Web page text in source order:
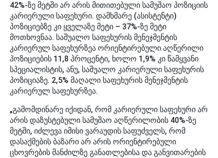
42%-ზე მეტში არ არის მითითებული სამუშაო პოზიციის
კარიერული საფეხური. დამხმარე (ასისტენტი)
პოზიციებზე კი ყველაზე მეტი – 37%-ზე მეტი
მოთხოვნაა. საშუალო საფეხურის მენეჯმენტის
კარიერულ საფეხურზეა ორიენტირებული აღწერილი
პოზიციების 11,8 პროცენტი, ხოლო 1,9% კი წამყვანი
სპეციალისტის, ანუ, საშუალო კარიერული საფეხურის
პოზიციაზე. 2,5% მაღალი საფეხურის მენეჯმენტის
კარიერულ საფეხურზეა.
„გამომდინარე იქიდან, რომ კარიერული საფეხური არ
არის დაზუსტებული სამუშაო აღწერილობის 40%-ზე
მეტში, იძლევა იმისი ვარაუდის საფუძველს, რომ
დასაქმების ბაზარი არ არის ორიენტირებული
ცხოვრების მანძილზე განათლებისა და განვითარების